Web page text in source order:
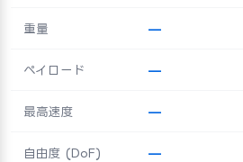
重量 —
ペイロード —
最高速度 —
自由度 (DoF) —